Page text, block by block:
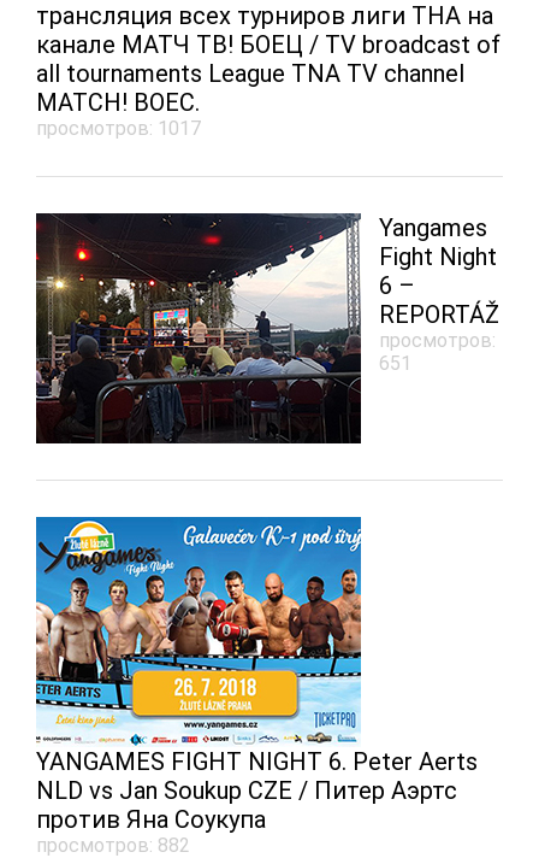
трансляция всех турниров лиги ТНА на
канале МАТЧ ТВ! БОЕЦ / TV broadcast of
all tournaments League TNA TV channel
MATCH! BOEC.
просмотров: 1017
Yangames
Fight Night
6 –
REPORTÁŽ
просмотров:
651
YANGAMES FIGHT NIGHT 6. Peter Aerts
NLD vs Jan Soukup CZE / Питер Аэртс
против Яна Соукупа
просмотров: 882